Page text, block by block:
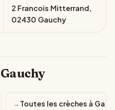
2 Francois Mitterrand,
02430 Gauchy
Toutes les crèches à